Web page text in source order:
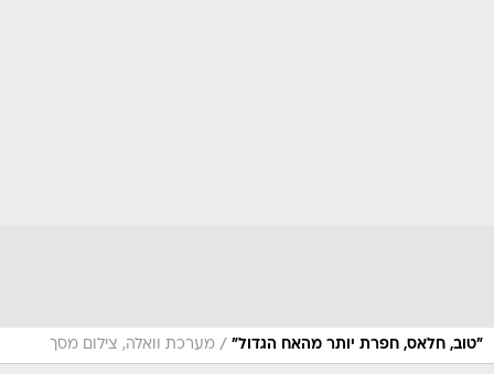
"טוב, חלאס, חפרת יותר מהאח הגדול" / מערכת וואלה, צילום מסך